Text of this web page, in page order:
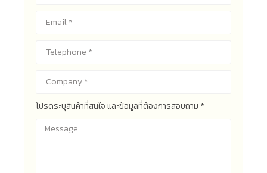
โปรดระบุสินค้าที่สนใจ และข้อมูลที่ต้องการสอบถาม *